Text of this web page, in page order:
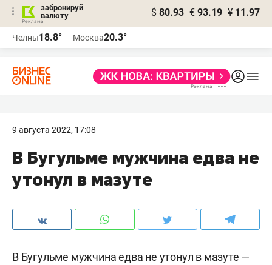
забронируй
валюту
$ 80.93 € 93.19 ¥ 11.97
Челны18.8° Москва20.3°
9 августа 2022, 17:08
В Бугульме мужчина едва не
утонул в мазуте
В Бугульме мужчина едва не утонул в мазуте —